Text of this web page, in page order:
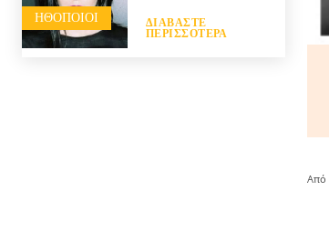
HΘΟΠΟΙΟΊ
ΔΙΑΒΆΣΤΕ
ΠΕΡΙΣΣΌΤΕΡΑ
Από